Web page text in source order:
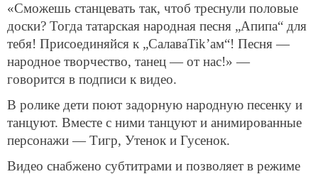
«Сможешь станцевать так, чтоб треснули половые
доски? Тогда татарская народная песня „Апипа“ для
тебя! Присоединяйся к „СалаваTik’ам“! Песня —
народное творчество, танец — от нас!» —
говорится в подписи к видео.
В ролике дети поют задорную народную песенку и
танцуют. Вместе с ними танцуют и анимированные
персонажи — Тигр, Утенок и Гусенок.
Видео снабжено субтитрами и позволяет в режиме